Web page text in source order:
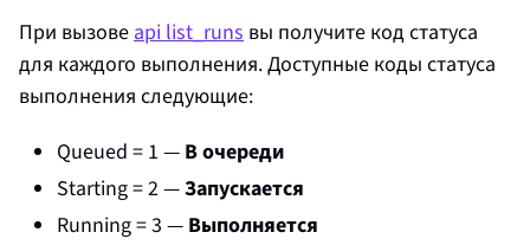
При вызове api list_runs вы получите код статуса
для каждого выполнения. Доступные коды статуса
выполнения следующие:
Queued = 1 — В очереди
Starting = 2 —Запускается
Running = 3 — Выполняется